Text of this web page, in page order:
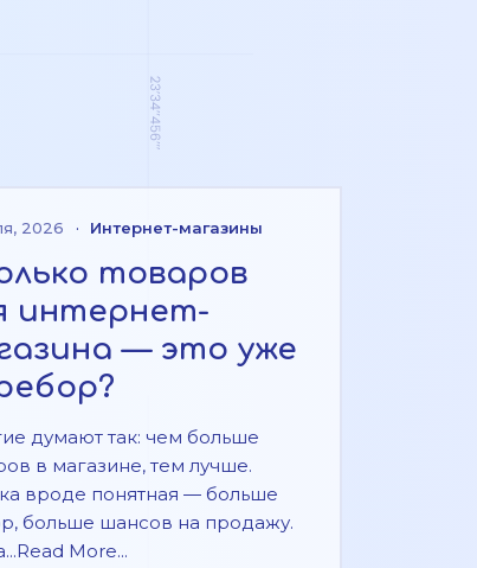
2026 · Интернет-магазины
товаров
интернет-
— это уже
думают так: чем больше
в магазине, тем лучше.
вроде понятная — больше
больше шансов на продажу.
More...